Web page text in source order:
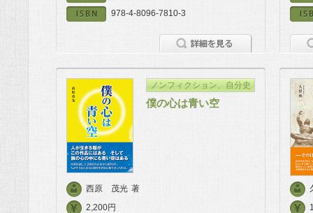
978-4-8096-7810-3
ノンフィクション、自分史
僕の心は青い空
西原 茂光 著
2,200円